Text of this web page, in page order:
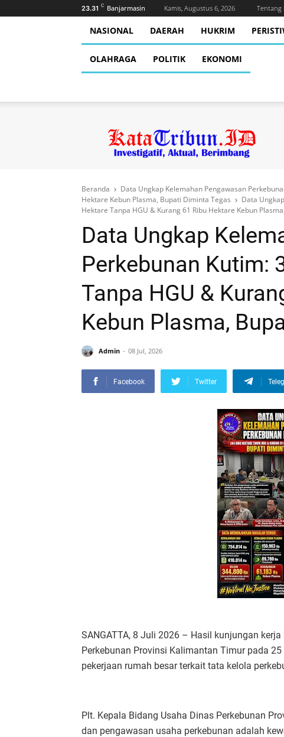
23.31 C Banjarmasin Kamis, Augustus 6, 2026 Tentang
NASIONAL DAERAH HUKRIM
OLAHRAGA POLITIK EKONOMI
Beranda
Data Ungkap Kelemahan Pengawasan
Hektare Kebun Plasma, Bupati Diminta Tegas
Data
Hektare Tanpa HGU & Kurang 61 Ribu Hektare Kebun
Data Ungkap
Perkebunan Kutim:
Tanpa HGU &
Kebun Plasma,
Admin 08 Jul, 2026
Facebook Twitter
SANGATTA, 8 Juli 2026 – Hasil kunjungan
Perkebunan Provinsi Kalimantan Timur pada
pekerjaan rumah besar terkait tata kelola
Plt. Kepala Bidang Usaha Dinas Perkebunan
dan pengawasan usaha perkebunan adalah